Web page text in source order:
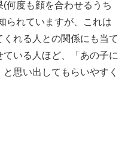
何度も顔を合わせるうち
られていますが、これは
れる人との関係にも当て
いる人ほど、「あの子に
思い出してもらいやすく